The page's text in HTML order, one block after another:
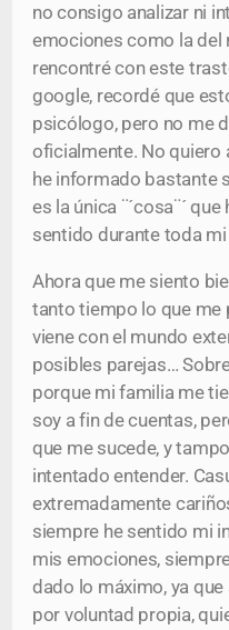
no consigo analizar ni
emociones como la del
rencontré con este
google, recordé que
psicólogo, pero no me
oficialmente. No quiero
he informado bastante
es la única ¨´cosa¨´
sentido durante toda mi
Ahora que me siento
tanto tiempo lo que me
viene con el mundo
posibles parejas…
porque mi familia me
soy a fin de cuentas,
que me sucede, y
intentado entender.
extremadamente
siempre he sentido mi
mis emociones,
dado lo máximo, ya
por voluntad propia,